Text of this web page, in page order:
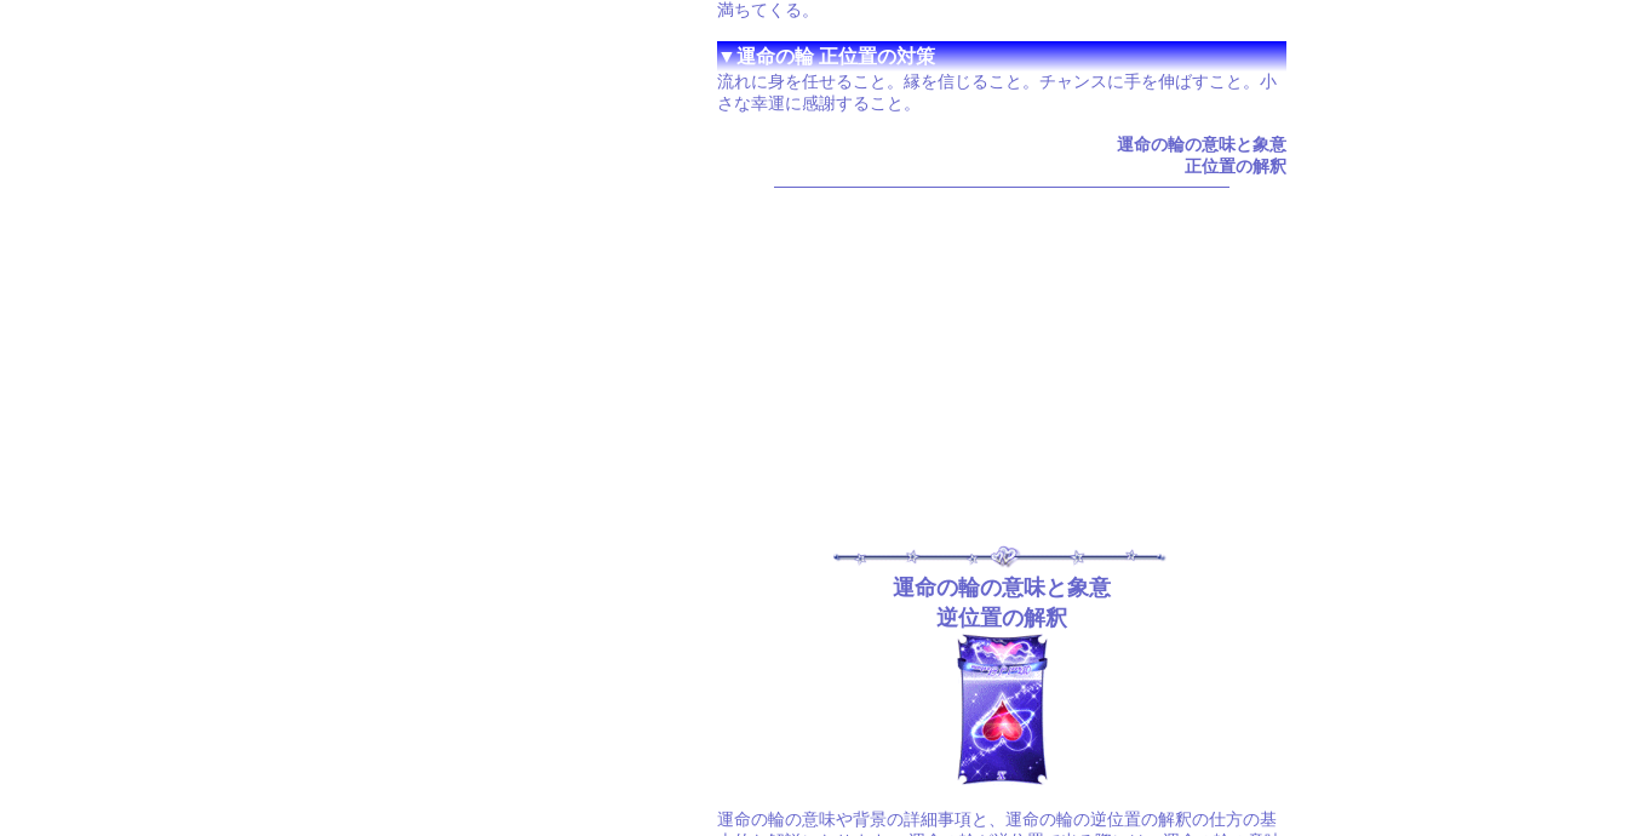
満ちてくる。
▼運命の輪 正位置の対策
流れに身を任せること。縁を信じること。チャンスに手を伸ばすこと。小
さな幸運に感謝すること。
運命の輪の意味と象意
正位置の解釈
運命の輪の意味と象意
逆位置の解釈
運命の輪の意味や背景の詳細事項と、運命の輪の逆位置の解釈の仕方の基